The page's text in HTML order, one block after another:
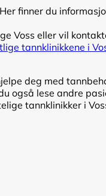
finner du
Voss eller vil
tannklinikkene i
deg med
også lese andre
tannklinikker i